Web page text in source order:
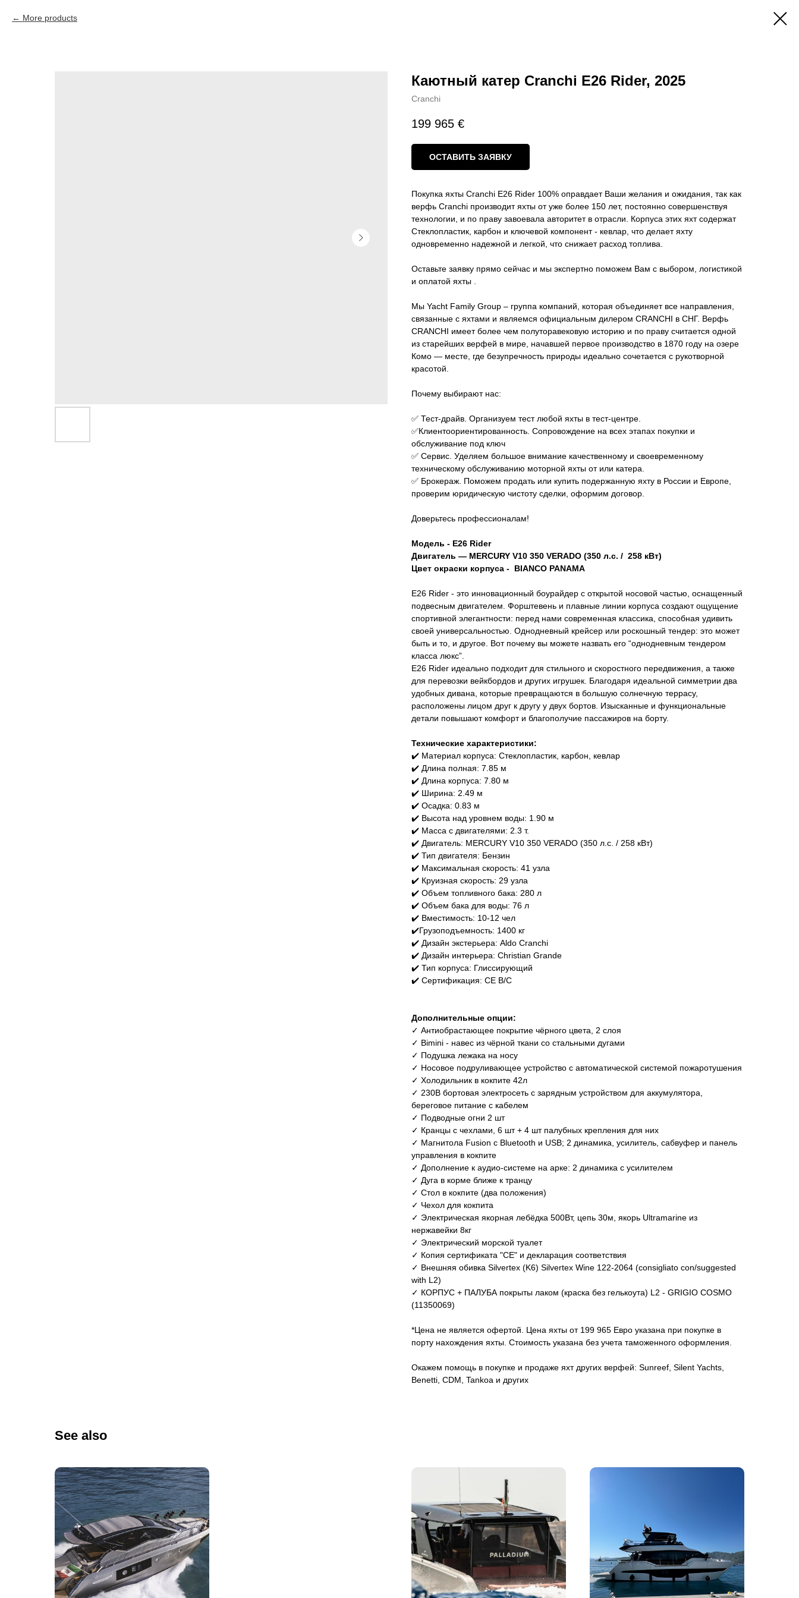
More products
Каютный катер Cranchi E26 Rider, 2025
Cranchi
199 965 €
ОСТАВИТЬ ЗАЯВКУ
Покупка яхты Cranchi E26 Rider 100% оправдает Ваши желания и ожидания, так как
верфь Cranchi производит яхты от уже более 150 лет, постоянно совершенствуя
технологии, и по праву завоевала авторитет в отрасли. Корпуса этих яхт содержат
Стеклопластик, карбон и ключевой компонент - кевлар, что делает яхту
одновременно надежной и легкой, что снижает расход топлива.
Оставьте заявку прямо сейчас и мы экcпертно поможем Вам с выбором, логистикой
и оплатой яхты .
Мы Yacht Family Group – группа компаний, которая объединяет все направления,
связанные с яхтами и являемся официальным дилером CRANCHI в СНГ. Верфь
CRANCHI имеет более чем полуторавековую историю и по праву считается одной
из старейших верфей в мире, начавшей первое производство в 1870 году на озере
Комо — месте, где безупречность природы идеально сочетается с рукотворной
красотой.
Почему выбирают нас:
✅ Тест-драйв. Организуем тест любой яхты в тест-центре.
✅Клиентоориентированность. Сопровождение на всех этапах покупки и
обслуживание под ключ
✅ Сервис. Уделяем большое внимание качественному и своевременному
техническому обслуживанию моторной яхты от или катера.
✅ Брокераж. Поможем продать или купить подержанную яхту в России и Европе,
проверим юридическую чистоту сделки, оформим договор.
Доверьтесь профессионалам!
Модель - E26 Rider
Двигатель — MERCURY V10 350 VERADO (350 л.с. / 258 кВт)
Цвет окраски корпуса - BIANCO PANAMA
E26 Rider - это инновационный боурайдер с открытой носовой частью, оснащенный
подвесным двигателем. Форштевень и плавные линии корпуса создают ощущение
спортивной элегантности: перед нами современная классика, способная удивить
своей универсальностью. Однодневный крейсер или роскошный тендер: это может
быть и то, и другое. Вот почему вы можете назвать его “однодневным тендером
класса люкс”.
E26 Rider идеально подходит для стильного и скоростного передвижения, а также
для перевозки вейкбордов и других игрушек. Благодаря идеальной симметрии два
удобных дивана, которые превращаются в большую солнечную террасу,
расположены лицом друг к другу у двух бортов. Изысканные и функциональные
детали повышают комфорт и благополучие пассажиров на борту.
Технические характеристики:
✔️ Материал корпуса: Стеклопластик, карбон, кевлар
✔️ Длина полная: 7.85 м
✔️ Длина корпуса: 7.80 м
✔️ Ширина: 2.49 м
✔️ Осадка: 0.83 м
✔️ Высота над уровнем воды: 1.90 м
✔️ Масса с двигателями: 2.3 т.
✔️ Двигатель: MERCURY V10 350 VERADO (350 л.с. / 258 кВт)
✔️ Тип двигателя: Бензин
✔️ Максимальная скорость: 41 узла
✔️ Круизная скорость: 29 узла
✔️ Объем топливного бака: 280 л
✔️ Объем бака для воды: 76 л
✔️ Вместимость: 10-12 чел
✔️Грузоподъемность: 1400 кг
✔️ Дизайн экстерьера: Aldo Cranchi
✔️ Дизайн интерьера: Christian Grande
✔️ Тип корпуса: Глиссирующий
✔️ Сертификация: CE B/C
Дополнительные опции:
✓ Антиобрастающее покрытие чёрного цвета, 2 слоя
✓ Bimini - навес из чёрной ткани со стальными дугами
✓ Подушка лежака на носу
✓ Носовое подруливающее устройство с автоматической системой пожаротушения
✓ Холодильник в кокпите 42л
✓ 230В бортовая электросеть с зарядным устройством для аккумулятора,
береговое питание с кабелем
✓ Подводные огни 2 шт
✓ Кранцы с чехлами, 6 шт + 4 шт палубных крепления для них
✓ Магнитола Fusion с Bluetooth и USB; 2 динамика, усилитель, сабвуфер и панель
управления в кокпите
✓ Дополнение к аудио-системе на арке: 2 динамика с усилителем
✓ Дуга в корме ближе к транцу
✓ Стол в кокпите (два положения)
✓ Чехол для кокпита
✓ Электрическая якорная лебёдка 500Вт, цепь 30м, якорь Ultramarine из
нержавейки 8кг
✓ Электрический морской туалет
✓ Копия сертификата "СЕ" и декларация соответствия
✓ Внешняя обивка Silvertex (K6) Silvertex Wine 122-2064 (consigliato con/suggested
with L2)
✓ КОРПУС + ПАЛУБА покрыты лаком (краска без гелькоута) L2 - GRIGIO COSMO
(11350069)
*Цена не является офертой. Цена яхты от 199 965 Евро указана при покупке в
порту нахождения яхты. Стоимость указана без учета таможенного оформления.
Окажем помощь в покупке и продаже яхт других верфей: Sunreef, Silent Yachts,
Benetti, CDM, Tankoa и других
See also